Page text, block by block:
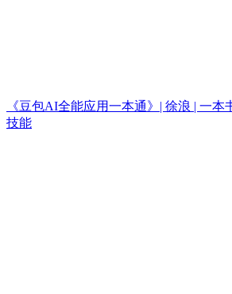
《豆包AI全能应用一本通》| 徐浪 | 一
技能